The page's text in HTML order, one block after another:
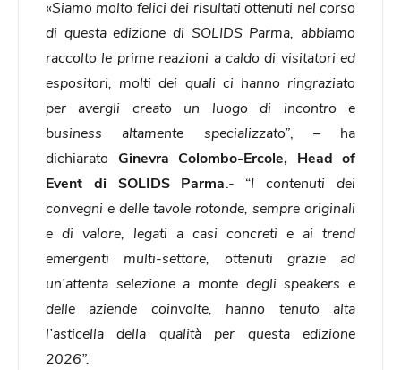
«Siamo molto felici dei risultati ottenuti nel corso
di questa edizione di SOLIDS Parma, abbiamo
raccolto le prime reazioni a caldo di visitatori ed
espositori, molti dei quali ci hanno ringraziato
per avergli creato un luogo di incontro e
business altamente specializzato”, – ha
dichiarato Ginevra Colombo-Ercole, Head of
Event di SOLIDS Parma .- “I contenuti dei
convegni e delle tavole rotonde, sempre originali
e di valore, legati a casi concreti e ai trend
emergenti multi-settore, ottenuti grazie ad
un’attenta selezione a monte degli speakers e
delle aziende coinvolte, hanno tenuto alta
l’asticella della qualità per questa edizione
2026”.